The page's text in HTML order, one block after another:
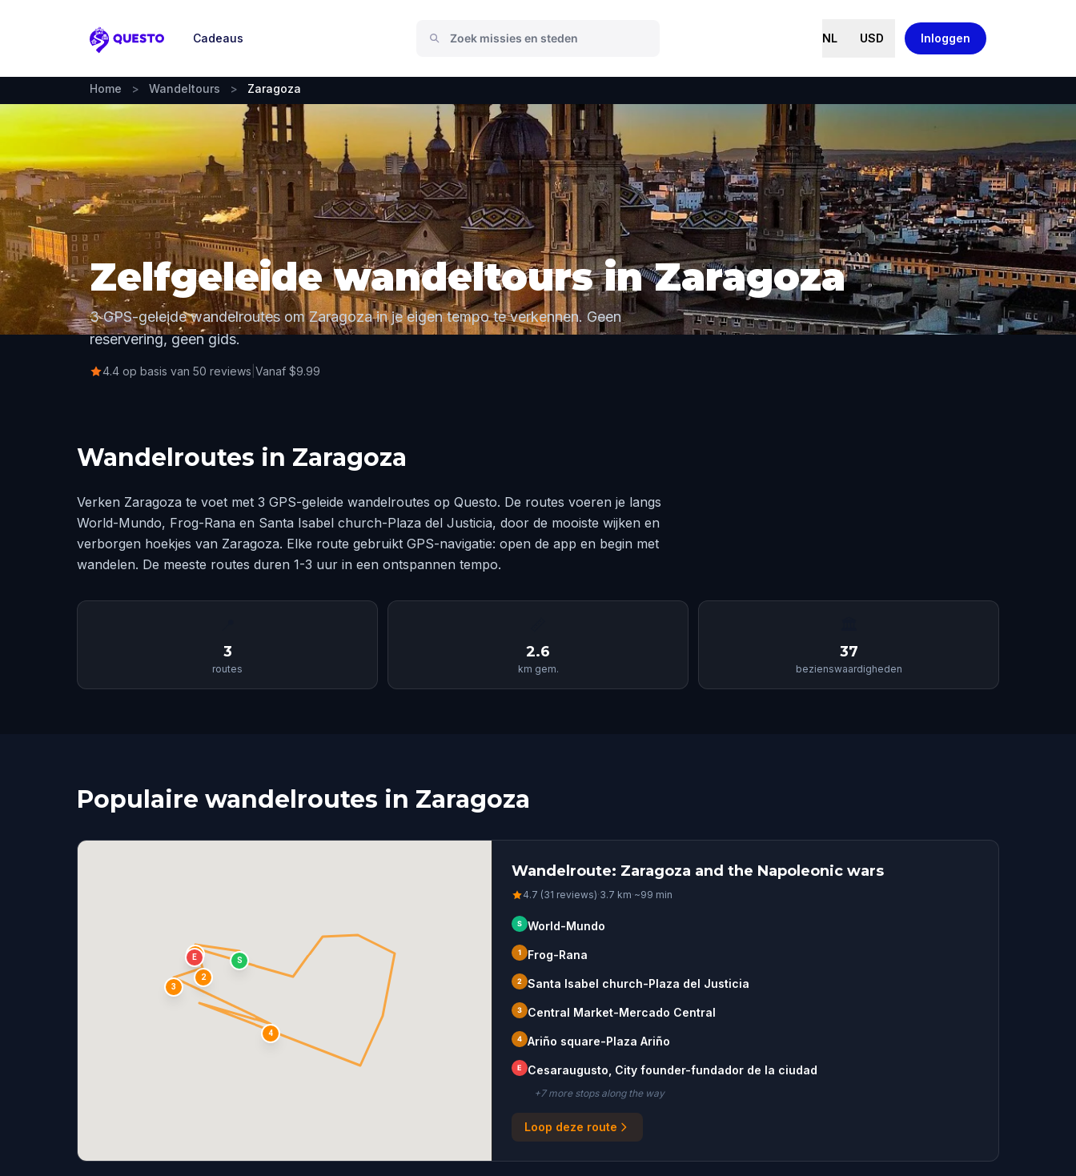
Questo
Cadeaus NL USD Inloggen
Home > Wandeltours > Zaragoza
Zelfgeleide wandeltours in Zaragoza
3 GPS-geleide wandelroutes om Zaragoza in je eigen tempo te verkennen. Geen
reservering, geen gids.
4.4 op basis van 50 reviews Vanaf $9.99
Wandelroutes in Zaragoza
Verken Zaragoza te voet met 3 GPS-geleide wandelroutes op Questo. De routes voeren je langs
World-Mundo, Frog-Rana en Santa Isabel church-Plaza del Justicia, door de mooiste wijken en
verborgen hoekjes van Zaragoza. Elke route gebruikt GPS-navigatie: open de app en begin met
wandelen. De meeste routes duren 1-3 uur in een ontspannen tempo.
3
routes
2.6
km gem.
37
bezienswaardigheden
Populaire wandelroutes in Zaragoza
S
1
2
3
4
E
Wandelroute: Zaragoza and the Napoleonic wars
4.7 (31 reviews)·3.7 km·~99 min
S World-Mundo
1 Frog-Rana
2 Santa Isabel church-Plaza del Justicia
3 Central Market-Mercado Central
4 Ariño square-Plaza Ariño
E Cesaraugusto, City founder-fundador de la ciudad
+7more stopsalong the way
Loop deze route